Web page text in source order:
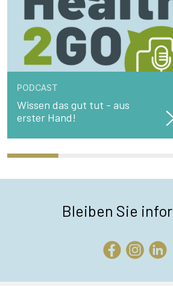
PODCAST
Wissen das gut tut - aus
erster Hand!
Bleiben Sie